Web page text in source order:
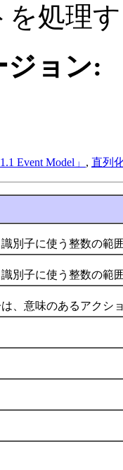
を処理
ジョン:
Event Model」 , 直列
子に使う整数の範囲
子に使う整数の範囲
意味のあるアクショ